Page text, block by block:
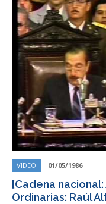
VIDEO 01/05/1986
[Cadena
Ordinarias: Raúl